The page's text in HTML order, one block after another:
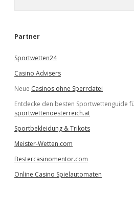
e
Partner
Sportwetten24
Casino Advisers
Neue Casinos ohne Sperrdatei
Entdecke den besten Sportwettenguide
sportwettenoesterreich.at
Sportbekleidung & Trikots
Meister-Wetten.com
Bestercasinomentor.com
Online Casino Spielautomaten